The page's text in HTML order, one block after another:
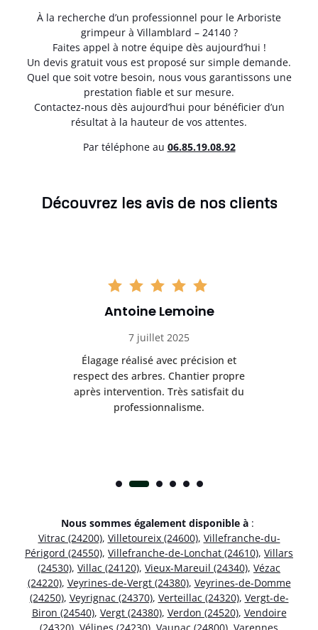
À la recherche d’un professionnel pour le Arboriste
grimpeur à Villamblard – 24140 ?
Faites appel à notre équipe dès aujourd’hui !
Un devis gratuit vous est proposé sur simple demande.
Quel que soit votre besoin, nous vous garantissons une
prestation fiable et sur mesure.
Contactez-nous dès aujourd’hui pour bénéficier d’un
résultat à la hauteur de vos attentes.
Par téléphone au 06.85.19.08.92
Découvrez les avis de nos clients
Antoine Lemoine
7 juillet 2025
Élagage réalisé avec précision et
respect des arbres. Chantier propre
après intervention. Très satisfait du
professionnalisme.
Nous sommes également disponible à :
Vitrac (24200), Villetoureix (24600), Villefranche-du-
Périgord (24550), Villefranche-de-Lonchat (24610), Villars
(24530), Villac (24120), Vieux-Mareuil (24340), Vézac
(24220), Veyrines-de-Vergt (24380), Veyrines-de-Domme
(24250), Veyrignac (24370), Verteillac (24320), Vergt-de-
Biron (24540), Vergt (24380), Verdon (24520), Vendoire